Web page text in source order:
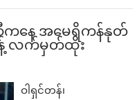
နေ အမေရိကန်နုတ်
လက်မှတ်ထိုး
ဝါရှင်တန်၊